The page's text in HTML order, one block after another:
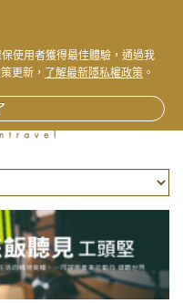
使用者獲得最佳體驗，通過我
更新，
了解最新隱私權政策 。